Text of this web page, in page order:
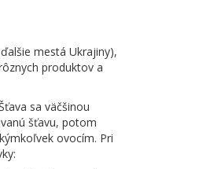
mestá Ukrajiny),
produktov a
sa väčšinou
šťavu, potom
ovocím. Pri